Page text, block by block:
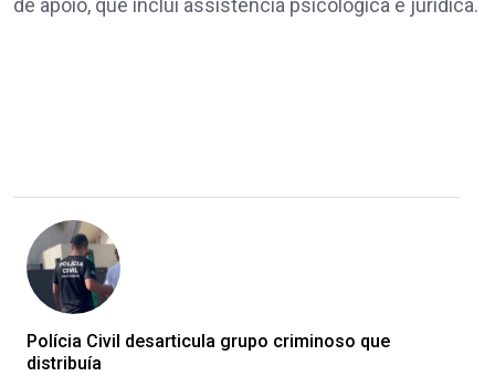
de apoio, que inclui assistência psicológica e jurídica.
Polícia Civil desarticula grupo criminoso que
distribuía